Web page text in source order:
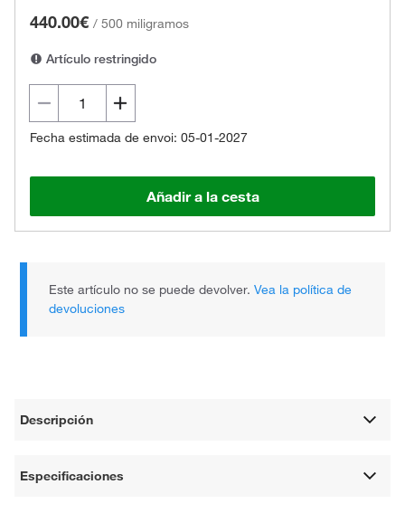
440.00€ / 500 miligramos
Artículo restringido
Fecha estimada de envoi: 05-01-2027
Añadir a la cesta
Este artículo no se puede devolver.Vea la política de
devoluciones
Descripción
Especificaciones